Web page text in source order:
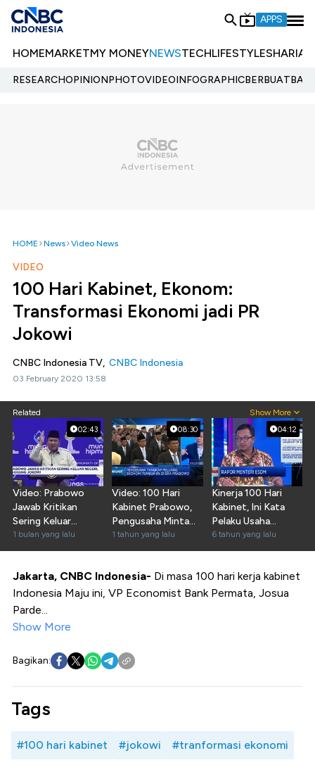
APPS
HOMEMARKETMY MONEYNEWSTECHLIFESTYLESHARIA
RESEARCHOPINIONPHOTOVIDEOINFOGRAPHIC
HOME News Video News
VIDEO
100 Hari Kabinet, Ekonom:
Transformasi Ekonomi jadi PR
Jokowi
CNBC Indonesia TV, CNBC Indonesia
03 February 2020 13:58
Related Show More
02:43
Video: Prabowo
Jawab Kritikan
Sering Keluar
Negeri, Singgung
Jokowi
1 bulan yang lalu
08:30
Video: 100 Hari
Kabinet Prabowo,
Pengusaha Minta
Benahi Masalah Ini
1 tahun yang lalu
04:12
Kinerja 100 Hari
Kabinet, Ini Kata
Pelaku Usaha
Sektor Energi
6 tahun yang lalu
Jakarta, CNBC Indonesia- Di masa 100 hari kerja kabinet
Indonesia Maju ini, VP Economist Bank Permata, Josua
Parde...
Show More
Bagikan:
Tags
#100 hari kabinet #jokowi #tranformasi ekonomi